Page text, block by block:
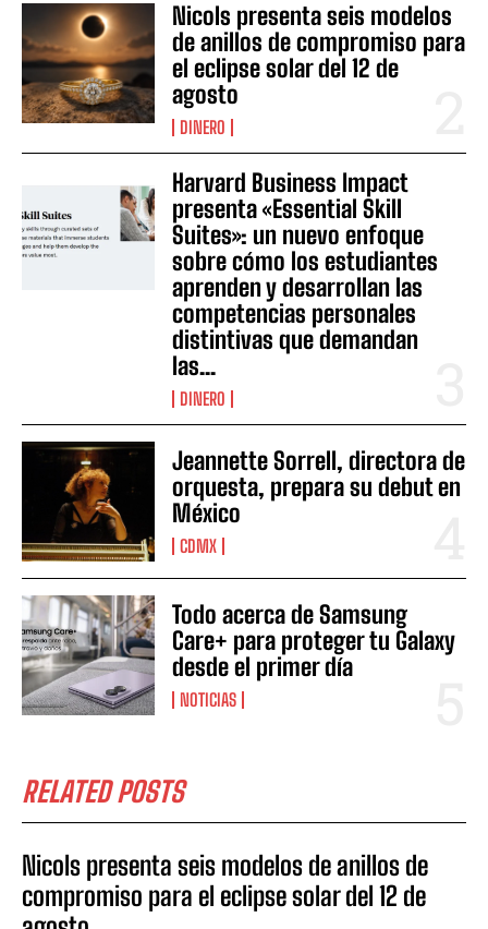
Nicols presenta seis modelos
de anillos de compromiso para
el eclipse solar del 12 de
agosto
DINERO
Harvard Business Impact
presenta «Essential Skill
Suites»: un nuevo enfoque
sobre cómo los estudiantes
aprenden y desarrollan las
competencias personales
distintivas que demandan
las...
DINERO
Jeannette Sorrell, directora de
orquesta, prepara su debut en
México
CDMX
Todo acerca de Samsung
Care+ para proteger tu Galaxy
desde el primer día
NOTICIAS
RELATED POSTS
Nicols presenta seis modelos de anillos de
compromiso para el eclipse solar del 12 de